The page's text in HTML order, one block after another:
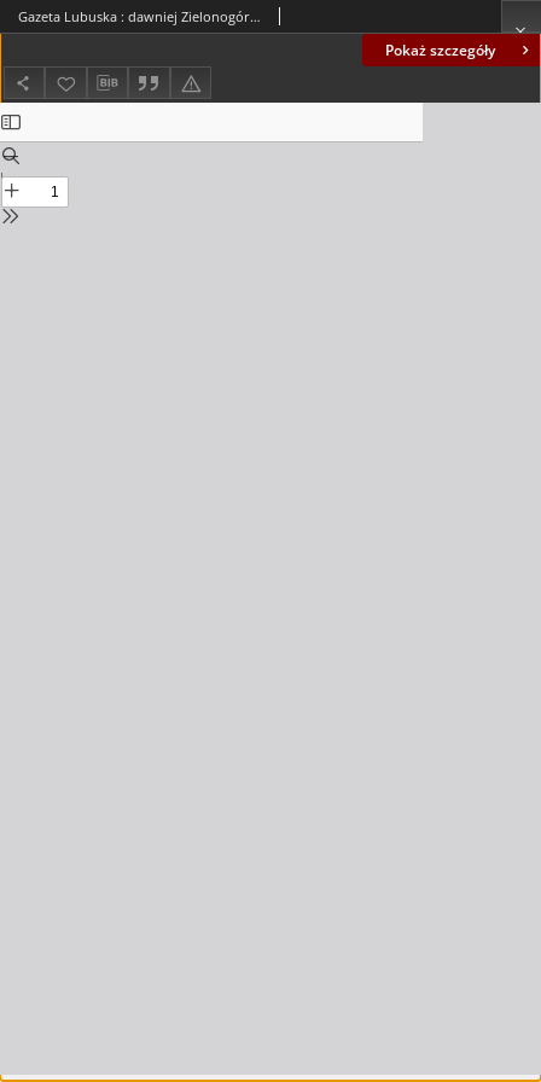
Pokaż szczegóły
Gazeta Lubuska : dawniej Zielonogórska-Gorzowska R. XLII [właśc. XLIII], nr 77 (1 kwietnia 1994). - Wyd. 1